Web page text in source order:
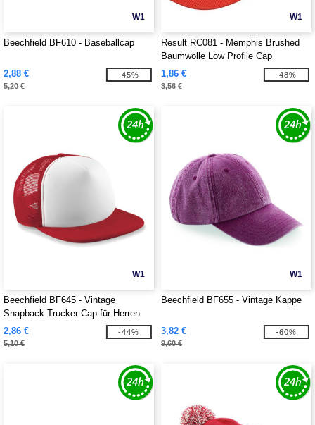
W1
Beechfield BF610 - Baseballcap
2,88 €
5,20 €
-45%
W1
Result RC081 - Memphis Brushed
Baumwolle Low Profile Cap
1,86 €
3,56 €
-48%
W1
Beechfield BF645 - Vintage
Snapback Trucker Cap für Herren
2,86 €
5,10 €
-44%
W1
Beechfield BF655 - Vintage Kappe
3,82 €
9,60 €
-60%